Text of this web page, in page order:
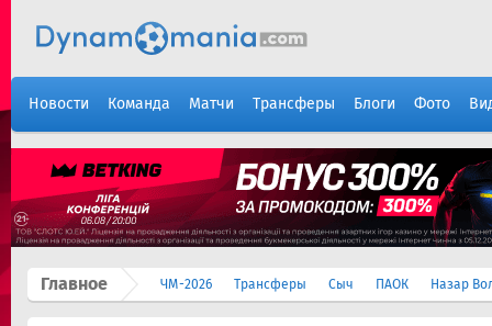
Новости Команда Матчи Трансферы Блоги Фото
Главное ЧМ-2026 Трансферы Сыч ПАОК Назар